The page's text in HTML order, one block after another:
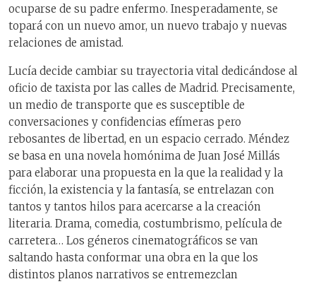
ocuparse de su padre enfermo. Inesperadamente, se
topará con un nuevo amor, un nuevo trabajo y nuevas
relaciones de amistad.
Lucía decide cambiar su trayectoria vital dedicándose al
oficio de taxista por las calles de Madrid. Precisamente,
un medio de transporte que es susceptible de
conversaciones y confidencias efímeras pero
rebosantes de libertad, en un espacio cerrado. Méndez
se basa en una novela homónima de Juan José Millás
para elaborar una propuesta en la que la realidad y la
ficción, la existencia y la fantasía, se entrelazan con
tantos y tantos hilos para acercarse a la creación
literaria. Drama, comedia, costumbrismo, película de
carretera… Los géneros cinematográficos se van
saltando hasta conformar una obra en la que los
distintos planos narrativos se entremezclan